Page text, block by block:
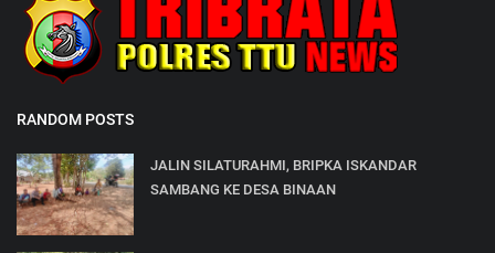
RANDOM POSTS
JALIN SILATURAHMI, BRIPKA ISKANDAR
SAMBANG KE DESA BINAAN